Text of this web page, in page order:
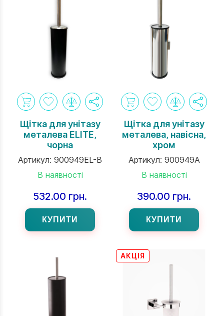
Щітка для унітазу
металева ELITE,
чорна
Артикул: 900949EL-B
В наявності
532.00 грн.
КУПИТИ
Щітка для унітазу
металева, навісна,
хром
Артикул: 900949A
В наявності
390.00 грн.
КУПИТИ
АКЦІЯ